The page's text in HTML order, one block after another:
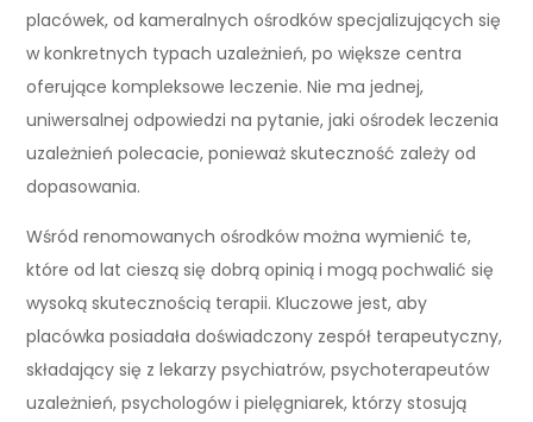
placówek, od kameralnych ośrodków specjalizujących się
w konkretnych typach uzależnień, po większe centra
oferujące kompleksowe leczenie. Nie ma jednej,
uniwersalnej odpowiedzi na pytanie, jaki ośrodek leczenia
uzależnień polecacie, ponieważ skuteczność zależy od
dopasowania.
Wśród renomowanych ośrodków można wymienić te,
które od lat cieszą się dobrą opinią i mogą pochwalić się
wysoką skutecznością terapii. Kluczowe jest, aby
placówka posiadała doświadczony zespół terapeutyczny,
składający się z lekarzy psychiatrów, psychoterapeutów
uzależnień, psychologów i pielęgniarek, którzy stosują